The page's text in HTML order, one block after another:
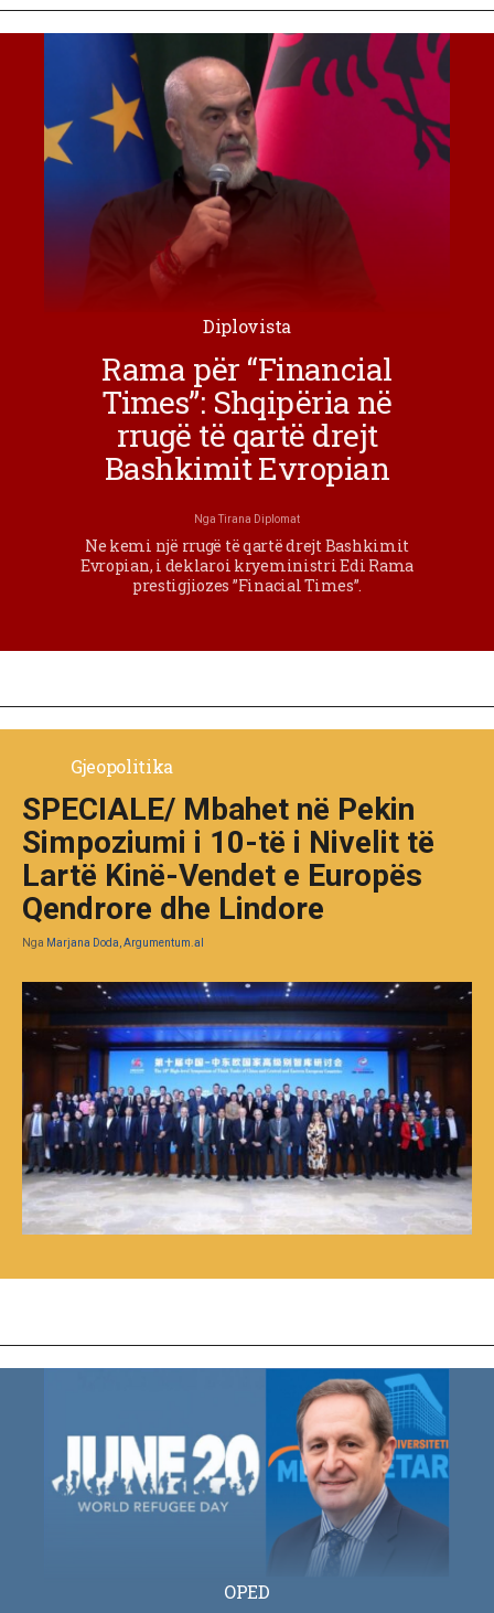
Diplovista
Rama për “Financial
Times”: Shqipëria në
rrugë të qartë drejt
Bashkimit Evropian
NgaTirana Diplomat
Ne kemi një rrugë të qartë drejt Bashkimit
Evropian, i deklaroi kryeministri Edi Rama
prestigjiozes ”Finacial Times”.
Gjeopolitika
SPECIALE/ Mbahet në Pekin
Simpoziumi i 10-të i Nivelit të
Lartë Kinë-Vendet e Europës
Qendrore dhe Lindore
Nga Marjana Doda, Argumentum.al
OPED